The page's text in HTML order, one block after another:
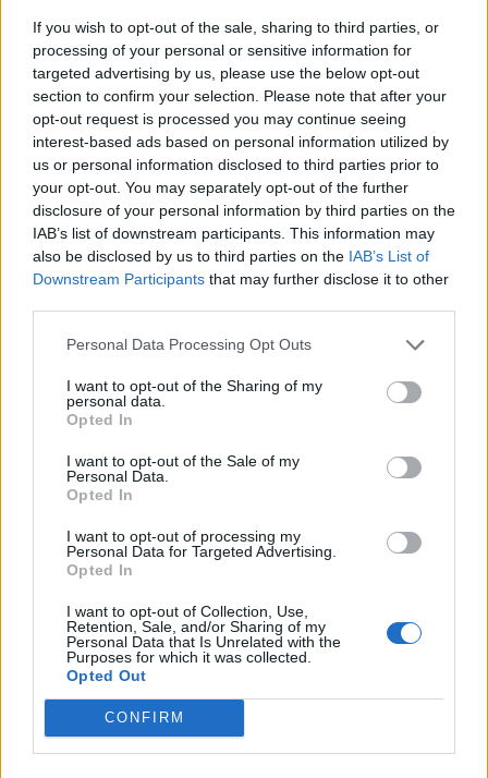
If you wish to opt-out of the sale, sharing to third parties, or
processing of your personal or sensitive information for
targeted advertising by us, please use the below opt-out
section to confirm your selection. Please note that after your
opt-out request is processed you may continue seeing
interest-based ads based on personal information utilized by
us or personal information disclosed to third parties prior to
your opt-out. You may separately opt-out of the further
disclosure of your personal information by third parties on the
IAB’s list of downstream participants. This information may
also be disclosed by us to third parties on the IAB’s List of
Downstream Participants that may further disclose it to other
Personal Data Processing Opt Outs
I want to opt-out of the Sharing of my
personal data.
Opted In
I want to opt-out of the Sale of my
Personal Data.
Opted In
I want to opt-out of processing my
Personal Data for Targeted Advertising.
Opted In
I want to opt-out of Collection, Use,
Retention, Sale, and/or Sharing of my
Personal Data that Is Unrelated with the
Purposes for which it was collected.
Opted Out
CONFIRM